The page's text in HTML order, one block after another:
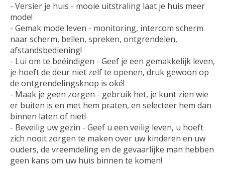
- Versier je huis - mooie uitstraling laat je huis meer
mode!
- Gemak mode leven - monitoring, intercom scherm
naar scherm, bellen, spreken, ontgrendelen,
afstandsbediening!
- Lui om te beëindigen - Geef je een gemakkelijk leven,
je hoeft de deur niet zelf te openen, druk gewoon op
de ontgrendelingsknop is oké!
- Maak je geen zorgen - gebruik het, je kunt zien wie
er buiten is en met hem praten, en selecteer hem dan
binnen laten of niet!
- Beveilig uw gezin - Geef u een veilig leven, u hoeft
zich nooit zorgen te maken over uw kinderen en uw
ouders, de vreemdeling en de gevaarlijke man hebben
geen kans om uw huis binnen te komen!